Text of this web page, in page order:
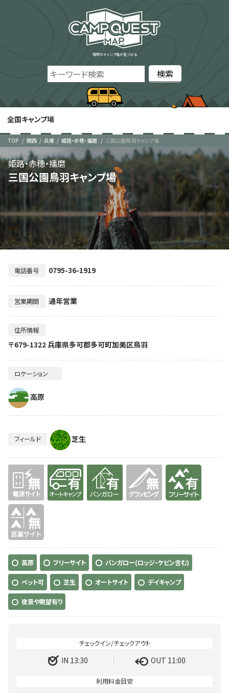
理想のキャンプ場が見つかる
全国キャンプ場
TOP 関西 兵庫 姫路・赤穂・播磨 三国公園鳥羽キャンプ場
三国公園鳥羽キャンプ場
姫路・赤穂・播磨
電話番号 0795-36-1919
営業期間 通年営業
住所情報
〒679-1322 兵庫県多可郡多可町加美区鳥羽
ロケーション
高原
フィールド 芝生
無 有り 有り 有り
無
高原 フリーサイト バンガロー(ロッジ・ケビン含む)
ペット可 芝生 オートサイト デイキャンプ
夜景や眺望有り
IN 13:30 OUT 11:00